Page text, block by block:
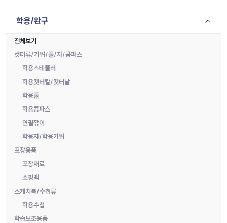
학용/완구
전체보기
컷터류/가위/풀/자/콤파스
학용스테플러
학용컷터칼/컷터날
학용풀
학용콤파스
연필깎이
학용자/학용가위
포장용품
포장재료
쇼핑백
스케치북/수첩류
학용수첩
학습보조용품